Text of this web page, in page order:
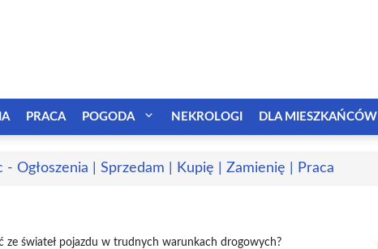
PRACA POGODA NEKROLOGI DLA MIESZKAŃCÓW
- Ogłoszenia | Sprzedam | Kupię | Zamienię | Praca
ze świateł pojazdu w trudnych warunkach drogowych?